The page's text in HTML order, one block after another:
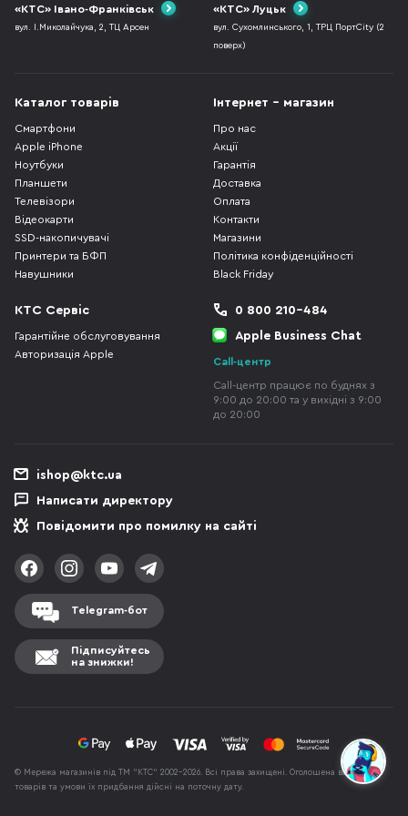
«КТС» Івано-Франківськ
вул. І.Миколайчука, 2, ТЦ Арсен
«КТС» Луцьк
вул. Сухомлинського, 1, ТРЦ ПортCity (2
поверх)
Каталог товарів
Смартфони
Apple iPhone
Ноутбуки
Планшети
Телевізори
Відеокарти
SSD-накопичувачі
Принтери та БФП
Навушники
Інтернет - магазин
Про нас
Акції
Гарантія
Доставка
Оплата
Контакти
Магазини
Політика конфіденційності
Black Friday
КТС Сервіс
Гарантійне обслуговування
Авторизація Apple
0 800 210-484
Apple Business Chat
Call-центр
Call-центр працює по буднях з
9:00 до 20:00 та у вихідні з 9:00
до 20:00
ishop@ktc.ua
Написати директору
Повідомити про помилку на сайті
Telegram-бот
Підписуйтесь
на знижки!
© Мережа магазинів під ТМ "КТС" 2002-2026. Всі права захищені. Оголошена вартість
товарів та умови їх придбання дійсні на поточну дату.